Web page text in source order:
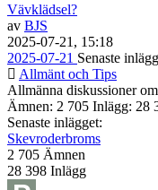
Vävklädsel?
av BJS
2025-07-21, 15:18
2025-07-21 Senaste
Allmänt och Tips
Allmänna diskussioner
Ämnen: 2 705 Inlägg: 28
Senaste inlägget:
Skevroderbroms
2 705 Ämnen
28 398 Inlägg